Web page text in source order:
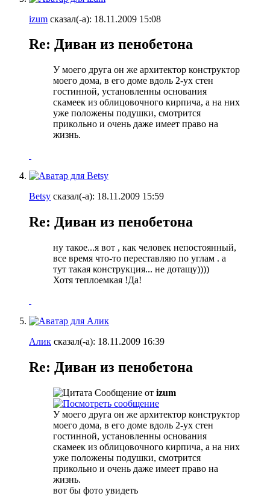
izum сказал(-а): 18.11.2009 15:08
Re: Диван из пенобетона
У моего друга он же архитектор конструктор
моего дома, в его доме вдоль 2-ух стен
гостинной, установленны основания
скамеек из облицовочного кирпича, а на них
уже положены подушки, смотрится
прикольно и очень даже имеет право на
жизнь.
Betsy сказал(-а): 18.11.2009 15:59
Re: Диван из пенобетона
ну такое...я вот , как человек непостоянный,
все время что-то переставляю по углам . а
тут такая конструкция... не дотащу))))
Хотя теплоемкая !Да!
Алик сказал(-а): 18.11.2009 16:39
Re: Диван из пенобетона
Сообщение от izum
У моего друга он же архитектор конструктор
моего дома, в его доме вдоль 2-ух стен
гостинной, установленны основания
скамеек из облицовочного кирпича, а на них
уже положены подушки, смотрится
прикольно и очень даже имеет право на
жизнь.
вот бы фото увидеть